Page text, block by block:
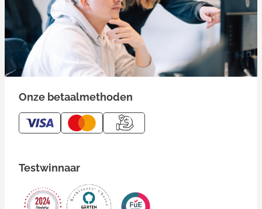
Onze betaalmethoden
Testwinnaar